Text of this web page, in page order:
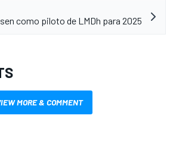
como piloto de LMDh para 2025
MORE & COMMENT